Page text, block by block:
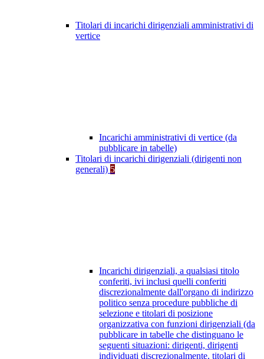
Titolari di incarichi dirigenziali amministrativi di
vertice
Incarichi amministrativi di vertice (da
pubblicare in tabelle)
Titolari di incarichi dirigenziali (dirigenti non
generali) 5
Incarichi dirigenziali, a qualsiasi titolo
conferiti, ivi inclusi quelli conferiti
discrezionalmente dall'organo di indirizzo
politico senza procedure pubbliche di
selezione e titolari di posizione
organizzativa con funzioni dirigenziali (da
pubblicare in tabelle che distinguano le
seguenti situazioni: dirigenti, dirigenti
individuati discrezionalmente, titolari di